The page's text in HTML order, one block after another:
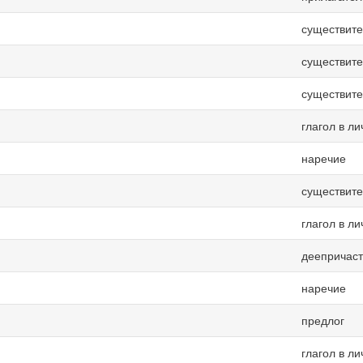
глагол в
наречие
глагол в
наречие
предлог
глагол в